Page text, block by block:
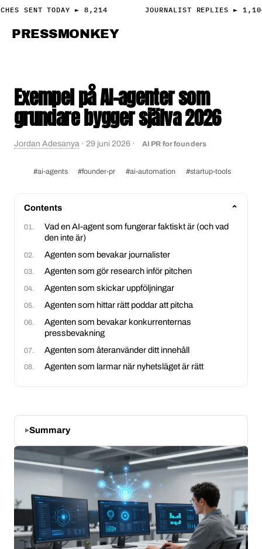
Exempel på AI-agenter som
grundare bygger själva 2026
Jordan Adesanya · 29 juni 2026 · AI PR for founders
#ai-agents #founder-pr #ai-automation #startup-tools
Summary
Contents
Vad en AI-agent som fungerar faktiskt är (och vad
den inte är)
Agenten som bevakar journalister
Agenten som gör research inför pitchen
Agenten som skickar uppföljningar
Agenten som hittar rätt poddar att pitcha
Agenten som bevakar konkurrenternas
pressbevakning
Agenten som återanvänder ditt innehåll
Agenten som larmar när nyhetsläget är rätt
SENT TODAY ► 8,214 JOURNALIST REPLIES ►
PRESS MONKEY